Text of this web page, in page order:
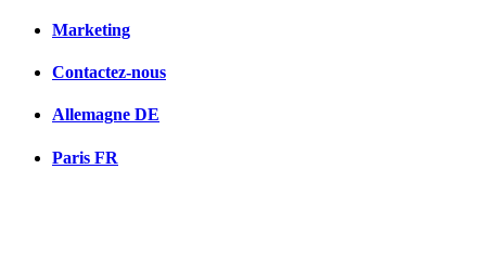
Marketing
Contactez-nous
Allemagne DE
Paris FR